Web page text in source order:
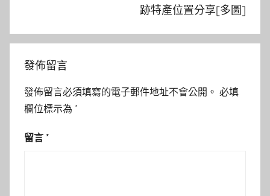
跡特產位置分享[多圖]
發佈留言
發佈留言必須填寫的電子郵件地址不會公開。 必填
欄位標示為 *
留言 *